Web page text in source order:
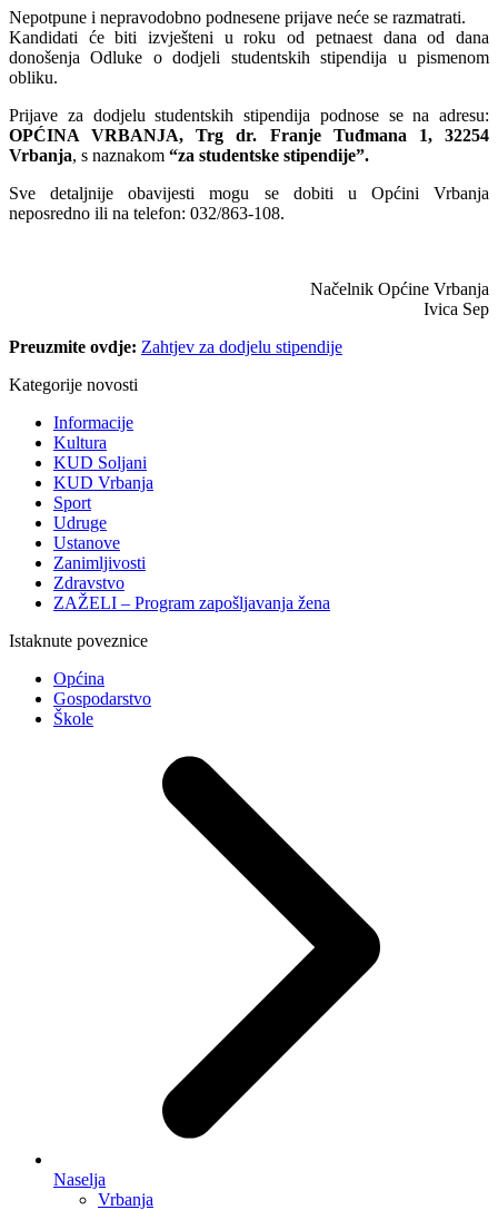
Nepotpune i nepravodobno podnesene prijave neće se razmatrati.
Kandidati će biti izvješteni u roku od petnaest dana od dana
donošenja Odluke o dodjeli studentskih stipendija u pismenom
obliku.
Prijave za dodjelu studentskih stipendija podnose se na adresu:
OPĆINA VRBANJA, Trg dr. Franje Tuđmana 1, 32254
Vrbanja, s naznakom “za studentske stipendije”.
Sve detaljnije obavijesti mogu se dobiti u Općini Vrbanja
neposredno ili na telefon: 032/863-108.
Načelnik Općine Vrbanja
Ivica Sep
Preuzmite ovdje: Zahtjev za dodjelu stipendije
Kategorije novosti
Informacije
Kultura
KUD Soljani
KUD Vrbanja
Sport
Udruge
Ustanove
Zanimljivosti
Zdravstvo
ZAŽELI – Program zapošljavanja žena
Istaknute poveznice
Općina
Gospodarstvo
Škole
Naselja
Vrbanja